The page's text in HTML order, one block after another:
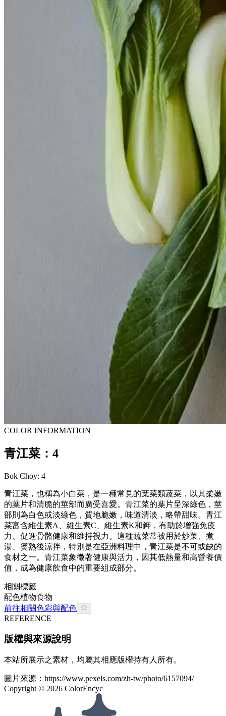
COLOR INFORMATION
青江菜：4
Bok Choy: 4
青江菜，也稱為小白菜，是一種常見的葉菜類蔬菜，以其柔嫩
的葉片和清脆的莖部而廣受喜愛。青江菜的葉片呈深綠色，莖
部則為白色或淡綠色，質地脆嫩，味道清淡，略帶甜味。青江
菜富含維生素A、維生素C、維生素K和鉀，有助於增強免疫
力、促進骨骼健康和維持視力。這種蔬菜常被用於炒菜、煮
湯、燙熟後涼拌，特別是在亞洲料理中，青江菜是不可或缺的
食材之一。青江菜象徵著健康與活力，因其低熱量和高營養價
值，成為健康飲食中的重要組成部分。
相關標籤
配色植物食物
前往相關色彩與配色
REFERENCE
版權與來源說明
本站所展示之素材，均屬其相應版權持有人所有。
圖片來源： https://www.pexels.com/zh-tw/photo/6157094/
Copyright © 2026 ColorEncyc